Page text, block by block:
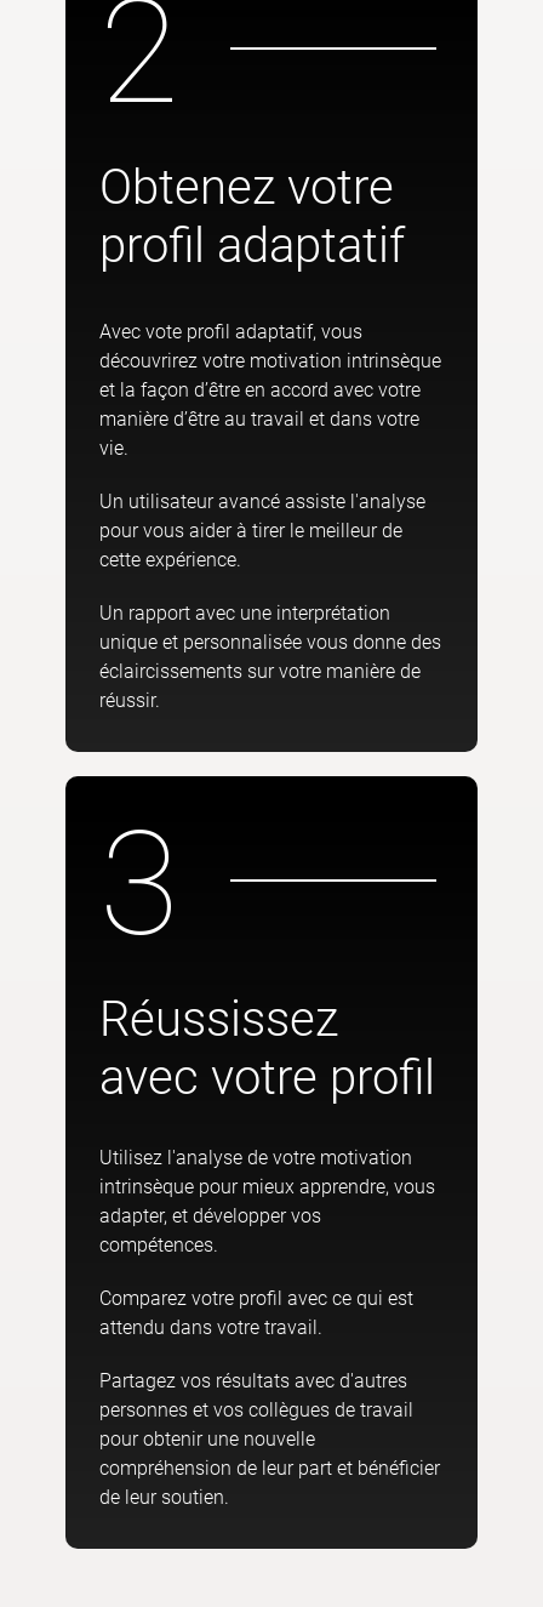
2
Obtenez votre
profil adaptatif
Avec vote profil adaptatif, vous
découvrirez votre motivation intrinsèque
et la façon d’être en accord avec votre
manière d’être au travail et dans votre
vie.
Un utilisateur avancé assiste l'analyse
pour vous aider à tirer le meilleur de
cette expérience.
Un rapport avec une interprétation
unique et personnalisée vous donne des
éclaircissements sur votre manière de
réussir.
3
Réussissez
avec votre profil
Utilisez l'analyse de votre motivation
intrinsèque pour mieux apprendre, vous
adapter, et développer vos
compétences.
Comparez votre profil avec ce qui est
attendu dans votre travail.
Partagez vos résultats avec d'autres
personnes et vos collègues de travail
pour obtenir une nouvelle
compréhension de leur part et bénéficier
de leur soutien.